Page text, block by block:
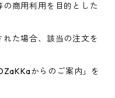
商用利用を目的とした
た場合、該当の注文を
からのご案内」を